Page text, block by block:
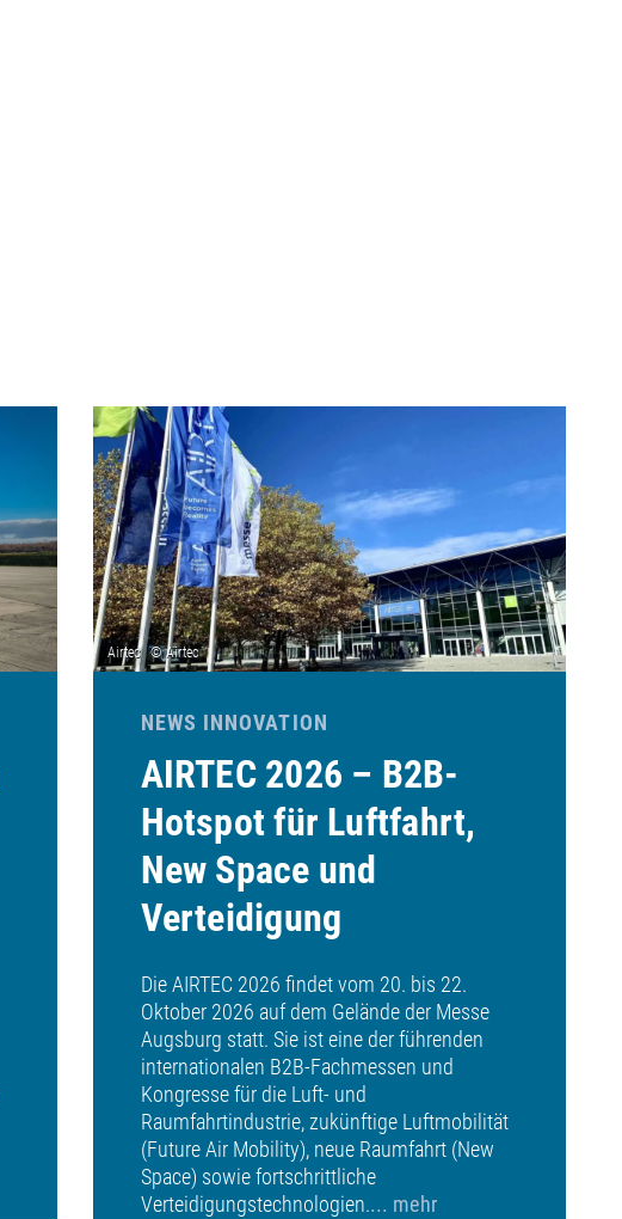
NEWS INNOVATION
AIRTEC 2026 – B2B-
Hotspot für Luftfahrt,
New Space und
Verteidigung
Die AIRTEC 2026 findet vom 20. bis 22.
Oktober 2026 auf dem Gelände der Messe
Augsburg statt. Sie ist eine der führenden
internationalen B2B-Fachmessen und
Kongresse für die Luft- und
Raumfahrtindustrie, zukünftige Luftmobilität
(Future Air Mobility), neue Raumfahrt (New
Space) sowie fortschrittliche
Verteidigungstechnologien.... mehr